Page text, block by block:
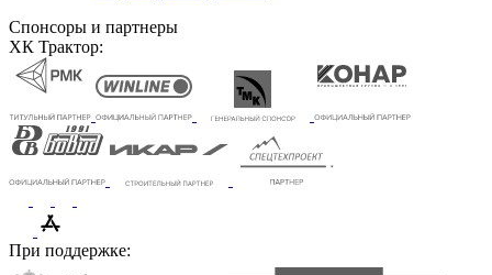
Спонсоры и партнеры
ХК Трактор:
При поддержке: